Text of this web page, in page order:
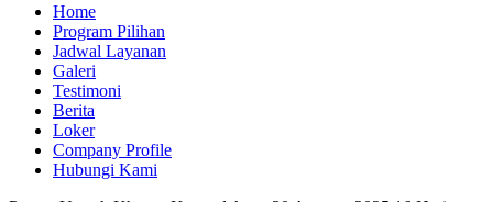
Home
Program Pilihan
Jadwal Layanan
Galeri
Testimoni
Berita
Loker
Company Profile
Hubungi Kami